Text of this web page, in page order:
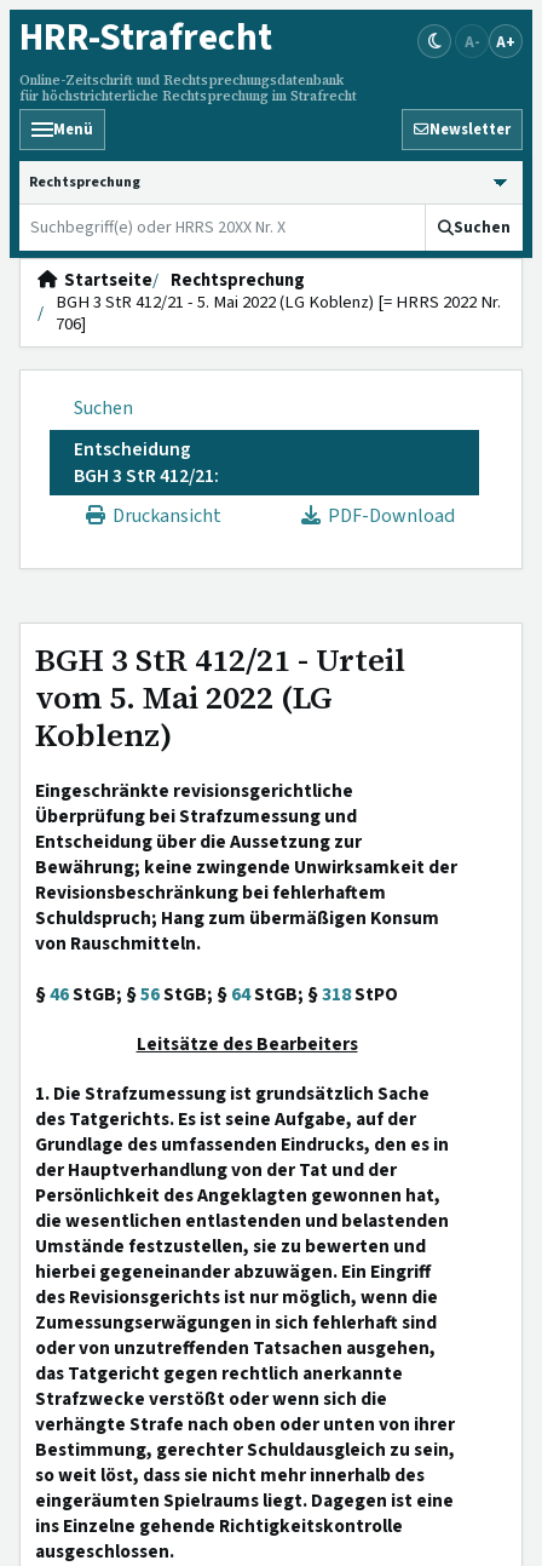
HRR-Strafrecht
Online-Zeitschrift und Rechtsprechungsdatenbank
für höchstrichterliche Rechtsprechung im Strafrecht
A- A+
Menü Newsletter
HRRS durchsuchen
Suchen
Startseite
Rechtsprechung
BGH 3 StR 412/21 - 5. Mai 2022 (LG Koblenz) [= HRRS 2022 Nr.
706]
Suchen
Entscheidung
BGH 3 StR 412/21:
Druckansicht
PDF-Download
BGH 3 StR 412/21 - Urteil
vom 5. Mai 2022 (LG
Koblenz)
Eingeschränkte revisionsgerichtliche
Überprüfung bei Strafzumessung und
Entscheidung über die Aussetzung zur
Bewährung; keine zwingende Unwirksamkeit der
Revisionsbeschränkung bei fehlerhaftem
Schuldspruch; Hang zum übermäßigen Konsum
von Rauschmitteln.
§46StGB; §56StGB; §64StGB; §318StPO
Leitsätze des Bearbeiters
1. Die Strafzumessung ist grundsätzlich Sache
des Tatgerichts. Es ist seine Aufgabe, auf der
Grundlage des umfassenden Eindrucks, den es in
der Hauptverhandlung von der Tat und der
Persönlichkeit des Angeklagten gewonnen hat,
die wesentlichen entlastenden und belastenden
Umstände festzustellen, sie zu bewerten und
hierbei gegeneinander abzuwägen. Ein Eingriff
des Revisionsgerichts ist nur möglich, wenn die
Zumessungserwägungen in sich fehlerhaft sind
oder von unzutreffenden Tatsachen ausgehen,
das Tatgericht gegen rechtlich anerkannte
Strafzwecke verstößt oder wenn sich die
verhängte Strafe nach oben oder unten von ihrer
Bestimmung, gerechter Schuldausgleich zu sein,
so weit löst, dass sie nicht mehr innerhalb des
eingeräumten Spielraums liegt. Dagegen ist eine
ins Einzelne gehende Richtigkeitskontrolle
ausgeschlossen.